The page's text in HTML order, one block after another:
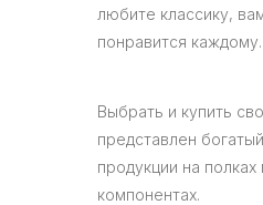
любите классику,
понравится каждому.
Выбрать и купить
представлен
продукции на
компонентах.